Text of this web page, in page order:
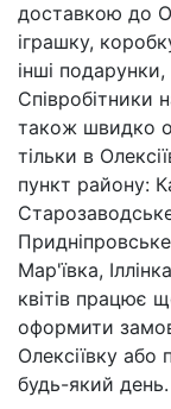
доставкою до
іграшку,
інші
Співробітники
також швидко
тільки в
пункт району:
Мар'ївка,
квітів працює
оформити
Олексіївку
будь-який день.